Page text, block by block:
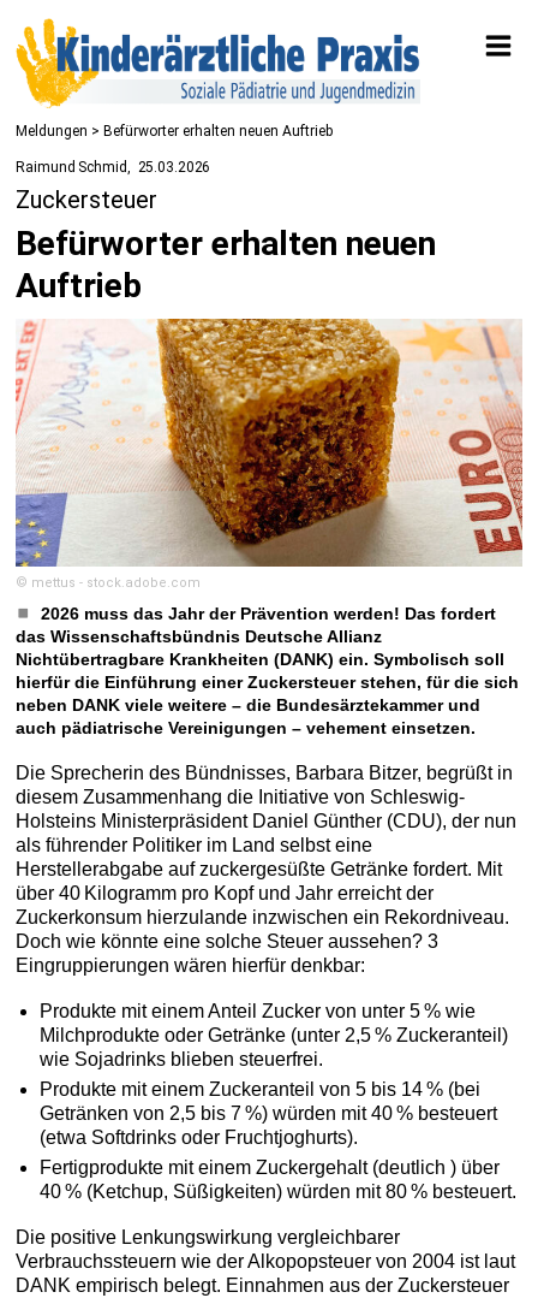
Meldungen > Befürworter erhalten neuen Auftrieb
Raimund Schmid 25.03.2026
Zuckersteuer
Befürworter erhalten neuen
Auftrieb
© mettus - stock.adobe.com
2026 muss das Jahr der Prävention werden! Das fordert
das Wissenschaftsbündnis Deutsche Allianz
Nichtübertragbare Krankheiten (DANK) ein. Symbolisch soll
hierfür die Einführung einer Zuckersteuer stehen, für die sich
neben DANK viele weitere – die Bundesärztekammer und
auch pädiatrische Vereinigungen – vehement einsetzen.
Die Sprecherin des Bündnisses, Barbara Bitzer, begrüßt in
diesem Zusammenhang die Initiative von Schleswig-
Holsteins Ministerpräsident Daniel Günther (CDU), der nun
als führender Politiker im Land selbst eine
Herstellerabgabe auf zuckergesüßte Getränke fordert. Mit
über 40 Kilogramm pro Kopf und Jahr erreicht der
Zuckerkonsum hierzulande inzwischen ein Rekordniveau.
Doch wie könnte eine solche Steuer aussehen? 3
Eingruppierungen wären hierfür denkbar:
Produkte mit einem Anteil Zucker von unter 5 % wie
Milchprodukte oder Getränke (unter 2,5 % Zuckeranteil)
wie Sojadrinks blieben steuerfrei.
Produkte mit einem Zuckeranteil von 5 bis 14 % (bei
Getränken von 2,5 bis 7 %) würden mit 40 % besteuert
(etwa Softdrinks oder Fruchtjoghurts).
Fertigprodukte mit einem Zuckergehalt (deutlich ) über
40 % (Ketchup, Süßigkeiten) würden mit 80 % besteuert.
Die positive Lenkungswirkung vergleichbarer
Verbrauchssteuern wie der Alkopopsteuer von 2004 ist laut
DANK empirisch belegt. Einnahmen aus der Zuckersteuer